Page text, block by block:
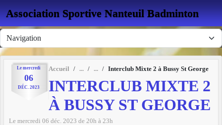
Association Sportive Nanteuil Badminton
Le mercredi
06
DÉC. 2023
Accueil Interclub Mixte 2 à Bussy St George
INTERCLUB MIXTE 2
À BUSSY ST GEORGE
Le mercredi 06 déc. 2023 de 20h à 23h